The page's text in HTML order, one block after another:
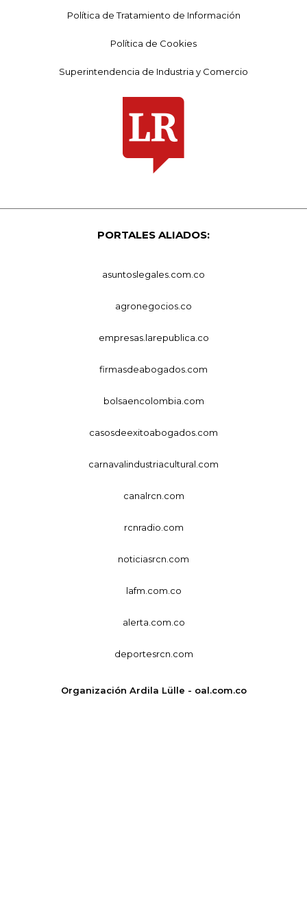
Política de Tratamiento de Información
Política de Cookies
Superintendencia de Industria y Comercio
PORTALES ALIADOS:
asuntoslegales.com.co
agronegocios.co
empresas.larepublica.co
firmasdeabogados.com
bolsaencolombia.com
casosdeexitoabogados.com
carnavalindustriacultural.com
canalrcn.com
rcnradio.com
noticiasrcn.com
lafm.com.co
alerta.com.co
deportesrcn.com
Organización Ardila Lülle - oal.com.co